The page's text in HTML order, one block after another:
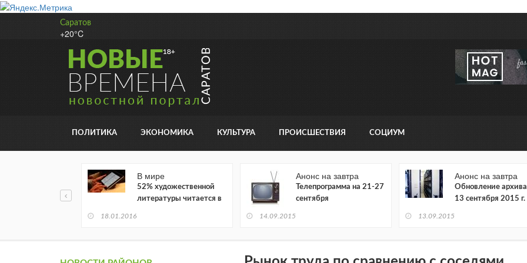
Саратов
+20°C
ПОЛИТИКА ЭКОНОМИКА КУЛЬТУРА ПРОИСШЕСТВИЯ СОЦИУМ
В мире
52% художественной
литературы читается в
18.01.2016
Анонс на завтра
Телепрограмма на 21-27
сентября
14.09.2015
Анонс на завтра
Обновление архива
13 сентября 2015 г.
13.09.2015